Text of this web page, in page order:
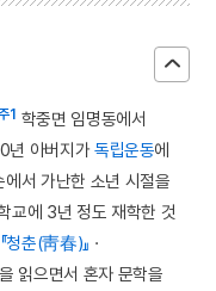
1 학중면 임명동에서
년 아버지가 독립운동에
서 가난한 소년 시절을
교에 3년 정도 재학한 것
『청춘(靑春)』 ·
읽으면서 혼자 문학을